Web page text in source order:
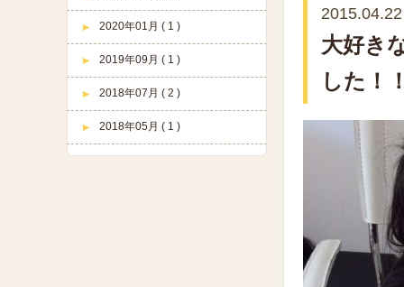
2020年01月 ( 1 )
2019年09月 ( 1 )
2018年07月 ( 2 )
2018年05月 ( 1 )
2015.04.22
大好き
した！